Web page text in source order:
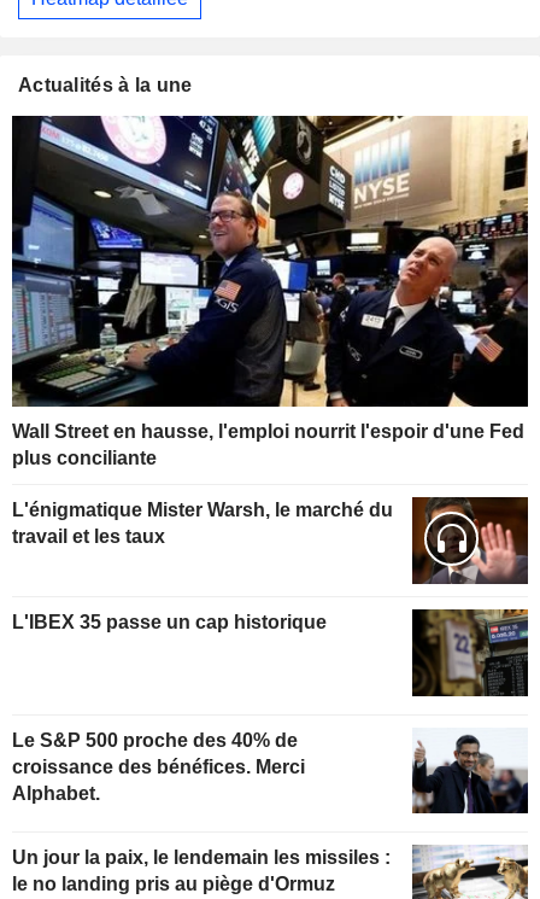
Actualités à la une
Wall Street en hausse, l'emploi nourrit l'espoir d'une Fed
plus conciliante
L'énigmatique Mister Warsh, le marché du
travail et les taux
L'IBEX 35 passe un cap historique
Le S&P 500 proche des 40% de
croissance des bénéfices. Merci
Alphabet.
Un jour la paix, le lendemain les missiles :
le no landing pris au piège d'Ormuz